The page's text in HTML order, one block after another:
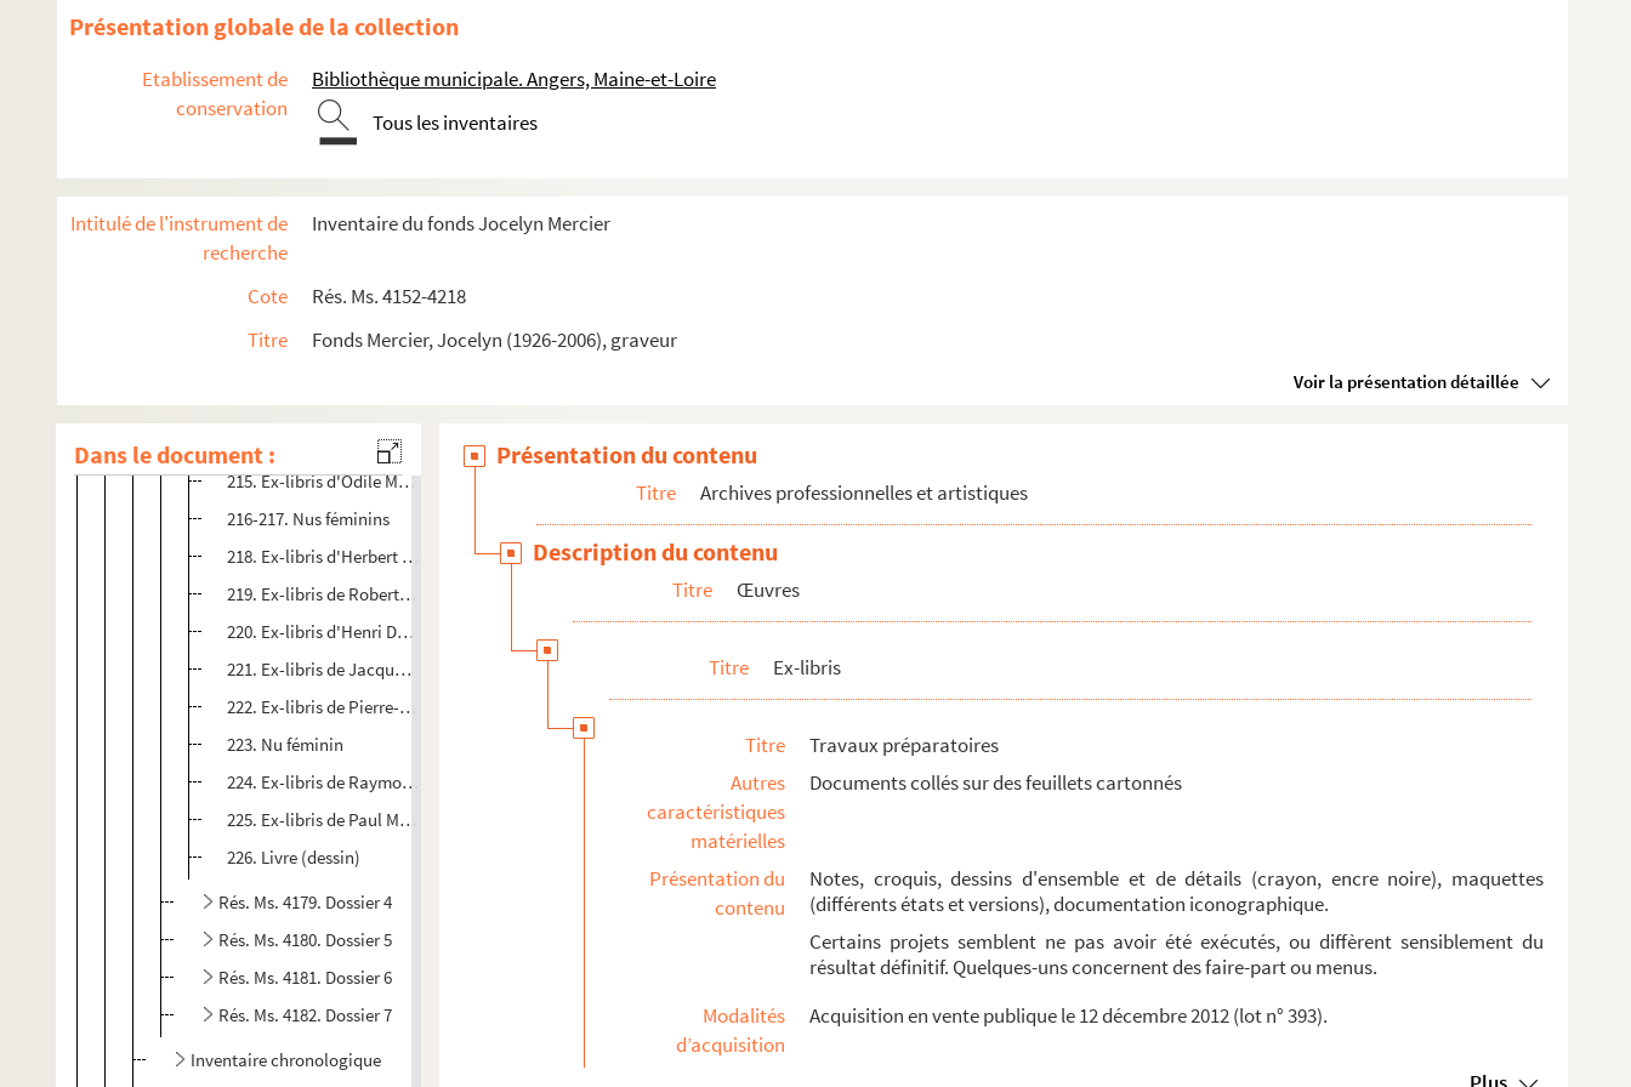
Présentation globale de la collection
Etablissement de
conservation
Bibliothèque municipale. Angers, Maine-et-Loire
Tous les inventaires
Intitulé de l'instrument de
recherche
Inventaire du fonds Jocelyn Mercier
Cote
Rés. Ms. 4152-4218
Titre
Fonds Mercier, Jocelyn (1926-2006), graveur
Voir la présentation détaillée
Dans le document :
202. Ex-libris (?) de F. Millemann
203. Ex-libris de Marie-Gabrielle Lévy
204. Ex-libris de Pierre Edmond Lévy
205. Ex-libris de Jocelyn Mercier
206. Ex-libris de P. Gransard
207. Nu féminin (dessin)
208. Ex-libris d'Odile Mercier
209-210. Ex-libris de Jocelyn Mercier
211. Ex-libris de Pierre Edmond Lévy
213. Ex-libris de Jocelyn Mercier
214. Ex-libris de Jean et Suzanne Lavieille
215. Ex-libris d'Odile Mercier
216-217. Nus féminins
218. Ex-libris d'Herbert Ott
219. Ex-libris de Robert Pinon
220. Ex-libris d'Henri Ducroux
221. Ex-libris de Jacqueline Ducroux
222. Ex-libris de Pierre-Edmond Lévy
223. Nu féminin
224. Ex-libris de Raymond Verstraeten
225. Ex-libris de Paul M. Pfister
226. Livre (dessin)
Rés. Ms. 4179. Dossier 4
Rés. Ms. 4180. Dossier 5
Rés. Ms. 4181. Dossier 6
Rés. Ms. 4182. Dossier 7
Inventaire chronologique
Présentation du contenu
Titre Archives professionnelles et artistiques
Description du contenu
Titre Œuvres
Titre Ex-libris
Titre
Travaux préparatoires
Autres
caractéristiques
matérielles
Documents collés sur des feuillets cartonnés
Présentation du
contenu
Notes, croquis, dessins d'ensemble et de détails (crayon, encre noire), maquettes
(différents états et versions), documentation iconographique.
Certains projets semblent ne pas avoir été exécutés, ou diffèrent sensiblement du
résultat définitif. Quelques-uns concernent des faire-part ou menus.
Modalités
d’acquisition
Acquisition en vente publique le 12 décembre 2012 (lot n° 393).